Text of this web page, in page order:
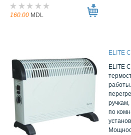
160.00 MDL
ELITE
ELITE
по